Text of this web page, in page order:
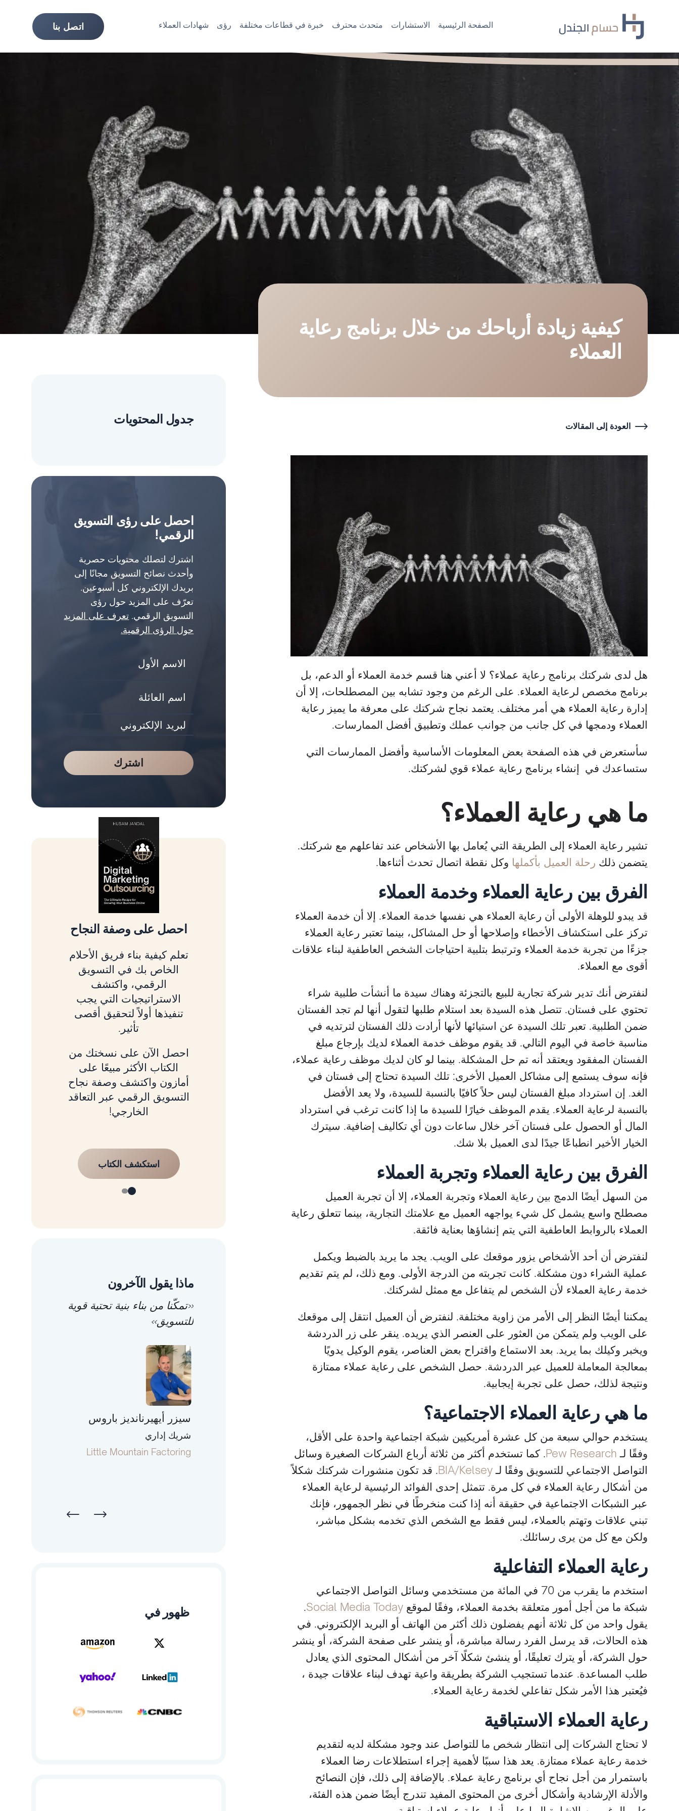
content
الصفحة الرئيسية الاستشارات متحدث محترف خبرة في قطاعات مختلفة رؤى شهادات العملاء اتصل بنا
كيفية زيادة أرباحك من خلال برنامج رعاية
العملاء
العودة إلى المقالات
هل لدى شركتك برنامج رعاية عملاء؟ لا أعني هنا قسم خدمة العملاء أو الدعم، بل
برنامج مخصص لرعاية العملاء. على الرغم من وجود تشابه بين المصطلحات، إلا أن
إدارة رعاية العملاء هي أمر مختلف. يعتمد نجاح شركتك على معرفة ما يميز رعاية
العملاء ودمجها في كل جانب من جوانب عملك وتطبيق أفضل الممارسات.
سأستعرض في هذه الصفحة بعض المعلومات الأساسية وأفضل الممارسات التي
ستساعدك في إنشاء برنامج رعاية عملاء قوي لشركتك.
ما هي رعاية العملاء؟
تشير رعاية العملاء إلى الطريقة التي يُعامل بها الأشخاص عند تفاعلهم مع شركتك.
يتضمن ذلك رحلة العميل بأكملها وكل نقطة اتصال تحدث أثناءها.
الفرق بين رعاية العملاء وخدمة العملاء
قد يبدو للوهلة الأولى أن رعاية العملاء هي نفسها خدمة العملاء. إلا أن خدمة العملاء
تركز على استكشاف الأخطاء وإصلاحها أو حل المشاكل، بينما تعتبر رعاية العملاء
جزءًا من تجربة خدمة العملاء وترتبط بتلبية احتياجات الشخص العاطفية لبناء علاقات
أقوى مع العملاء.
لنفترض أنك تدير شركة تجارية للبيع بالتجزئة وهناك سيدة ما أنشأت طلبية شراء
تحتوي على فستان. تتصل هذه السيدة بعد استلام طلبها لتقول أنها لم تجد الفستان
ضمن الطلبية. تعبر تلك السيدة عن استيائها لأنها أرادت ذلك الفستان لترتديه في
مناسبة خاصة في اليوم التالي. قد يقوم موظف خدمة العملاء لديك بإرجاع مبلغ
الفستان المفقود ويعتقد أنه تم حل المشكلة. بينما لو كان لديك موظف رعاية عملاء،
فإنه سوف يستمع إلى مشاكل العميل الأخرى: تلك السيدة تحتاج إلى فستان في
الغد. إن استرداد مبلغ الفستان ليس حلاً كافيًا بالنسبة للسيدة، ولا يعد الأفضل
بالنسبة لرعاية العملاء. يقدم الموظف خيارًا للسيدة ما إذا كانت ترغب في استرداد
المال أو الحصول على فستان آخر خلال ساعات دون أي تكاليف إضافية. سيترك
الخيار الأخير انطباعًا جيدًا لدى العميل بلا شك.
الفرق بين رعاية العملاء وتجربة العملاء
من السهل أيضًا الدمج بين رعاية العملاء وتجربة العملاء، إلا أن تجربة العميل
مصطلح واسع يشمل كل شيء يواجهه العميل مع علامتك التجارية، بينما تتعلق رعاية
العملاء بالروابط العاطفية التي يتم إنشاؤها بعناية فائقة.
لنفترض أن أحد الأشخاص يزور موقعك على الويب. يجد ما يريد بالضبط ويكمل
عملية الشراء دون مشكلة. كانت تجربته من الدرجة الأولى. ومع ذلك، لم يتم تقديم
خدمة رعاية العملاء لأن الشخص لم يتفاعل مع ممثل لشركتك.
يمكننا أيضًا النظر إلى الأمر من زاوية مختلفة. لنفترض أن العميل انتقل إلى موقعك
على الويب ولم يتمكن من العثور على العنصر الذي يريده. ينقر على زر الدردشة
ويخبر وكيلك بما يريد. بعد الاستماع واقتراح بعض العناصر، يقوم الوكيل يدويًا
بمعالجة المعاملة للعميل عبر الدردشة. حصل الشخص على رعاية عملاء ممتازة
ونتيجة لذلك، حصل على تجربة إيجابية.
ما هي رعاية العملاء الاجتماعية؟
يستخدم حوالي سبعة من كل عشرة أمريكيين شبكة اجتماعية واحدة على الأقل،
وفقًا لـ Pew Research. كما تستخدم أكثر من ثلاثة أرباع الشركات الصغيرة وسائل
التواصل الاجتماعي للتسويق وفقًا لـBIA/Kelsey. قد تكون منشورات شركتك شكلاً
من أشكال رعاية العملاء في كل مرة. تتمثل إحدى الفوائد الرئيسية لرعاية العملاء
عبر الشبكات الاجتماعية في حقيقة أنه إذا كنت منخرطًا في نظر الجمهور، فإنك
تبني علاقات وتهتم بالعملاء، ليس فقط مع الشخص الذي تخدمه بشكل مباشر،
ولكن مع كل من يرى رسائلك.
رعاية العملاء التفاعلية
استخدم ما يقرب من 70 في المائة من مستخدمي وسائل التواصل الاجتماعي
شبكة ما من أجل أمور متعلقة بخدمة العملاء، وفقًا لموقعSocial Media Today
.
يقول واحد من كل ثلاثة أنهم يفضلون ذلك أكثر من الهاتف أو البريد الإلكتروني. في
هذه الحالات، قد يرسل الفرد رسالة مباشرة، أو ينشر على صفحة الشركة، أو ينشر
حول الشركة، أو يترك تعليقًا، أو ينشئ شكلًا آخر من أشكال المحتوى الذي يعادل
طلب المساعدة. عندما تستجيب الشركة بطريقة واعية تهدف لبناء علاقات جيدة ،
فيُعتبر هذا الأمر شكل تفاعلي لخدمة رعاية العملاء.
رعاية العملاء الاستباقية
لا تحتاج الشركات إلى انتظار شخص ما للتواصل عند وجود مشكلة لديه لتقديم
خدمة رعاية عملاء ممتازة. يعد هذا سببًا لأهمية إجراء استطلاعات رضا العملاء
باستمرار من أجل نجاح أي برنامج رعاية عملاء. بالإضافة إلى ذلك، فإن النصائح
والأدلة الإرشادية وأشكال أخرى من المحتوى المفيد تندرج أيضًا ضمن هذه الفئة،
جدول المحتويات
احصل على رؤى التسويق
الرقمي!
اشترك لتصلك محتويات حصرية
وأحدث نصائح التسويق مجانًا إلى
بريدك الإلكتروني كل أسبوعين.
تعرّف على المزيد حول رؤى
التسويق الرقمي. تعرف على المزيد
حول الرؤى الرقمية.
اشترك
احصل على وصفة النجاح
تعلم كيفية بناء فريق الأحلام
الخاص بك في التسويق
الرقمي، واكتشف
الاستراتيجيات التي يجب
تنفيذها أولاً لتحقيق أقصى
تأثير.
احصل الآن على نسختك من
الكتاب الأكثر مبيعًا على
أمازون واكتشف وصفة نجاح
التسويق الرقمي عبر التعاقد
الخارجي!
استكشف الكتاب
ماذا يقول الآخرون
«تمكّنا من بناء بنية تحتية قوية
للتسويق»
سيزر أيهيرنانديز باروس
شريك إداري
Little Mountain Factoring
مدير عام
Little Mountain Factoring
أليخاندرو بيرازا
رئيس
أزالين كابيتال
أنتوني فولمر
مدير تسويق
Integrity Factoring
ظهور في